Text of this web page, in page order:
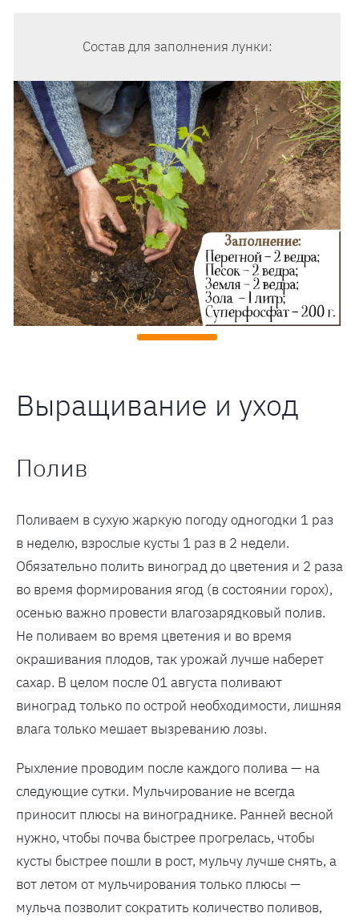
Состав для заполнения лунки:
Выращивание и уход
Полив
Поливаем в сухую жаркую погоду одногодки 1 раз
в неделю, взрослые кусты 1 раз в 2 недели.
Обязательно полить виноград до цветения и 2 раза
во время формирования ягод (в состоянии горох),
осенью важно провести влагозарядковый полив.
Не поливаем во время цветения и во время
окрашивания плодов, так урожай лучше наберет
сахар. В целом после 01 августа поливают
виноград только по острой необходимости, лишняя
влага только мешает вызреванию лозы.
Рыхление проводим после каждого полива — на
следующие сутки. Мульчирование не всегда
приносит плюсы на винограднике. Ранней весной
нужно, чтобы почва быстрее прогрелась, чтобы
кусты быстрее пошли в рост, мульчу лучше снять, а
вот летом от мульчирования только плюсы —
мульча позволит сократить количество поливов,